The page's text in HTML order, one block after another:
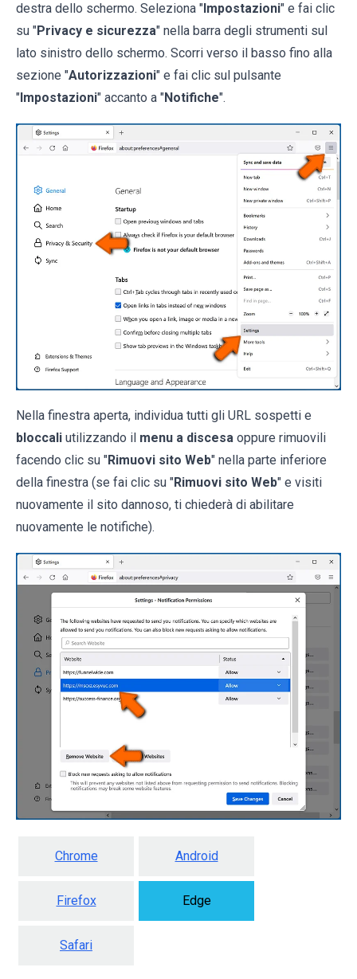
destra dello schermo. Seleziona "Impostazioni" e fai clic
su "Privacy e sicurezza" nella barra degli strumenti sul
lato sinistro dello schermo. Scorri verso il basso fino alla
sezione "Autorizzazioni" e fai clic sul pulsante
"Impostazioni" accanto a "Notifiche".
Nella finestra aperta, individua tutti gli URL sospetti e
bloccali utilizzando il menu a discesa oppure rimuovili
facendo clic su "Rimuovi sito Web" nella parte inferiore
della finestra (se fai clic su "Rimuovi sito Web" e visiti
nuovamente il sito dannoso, ti chiederà di abilitare
nuovamente le notifiche).
Chrome Android
Firefox Edge
Safari